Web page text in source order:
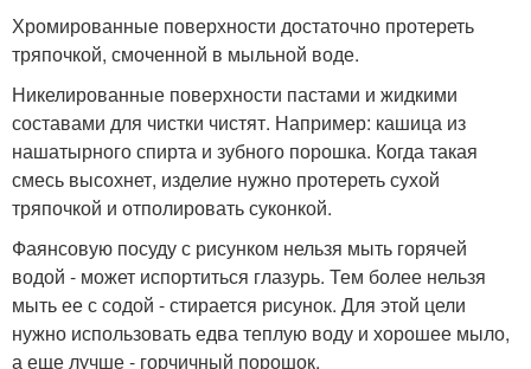
Хромированные поверхности достаточно протереть
тряпочкой, смоченной в мыльной воде.
Никелированные поверхности пастами и жидкими
составами для чистки чистят. Например: кашица из
нашатырного спирта и зубного порошка. Когда такая
смесь высохнет, изделие нужно протереть сухой
тряпочкой и отполировать суконкой.
Фаянсовую посуду с рисунком нельзя мыть горячей
водой - может испортиться глазурь. Тем более нельзя
мыть ее с содой - стирается рисунок. Для этой цели
нужно использовать едва теплую воду и хорошее мыло,
а еще лучше - горчичный порошок.